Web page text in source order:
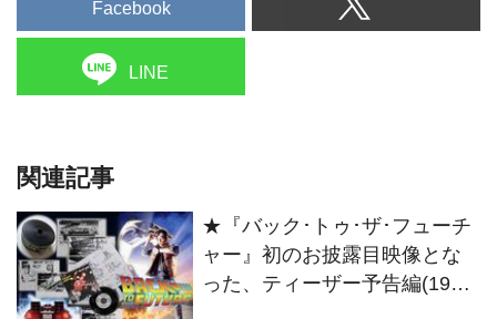
Facebook
LINE
関連記事
★『バック･トゥ･ザ･フューチ
ャー』初のお披露目映像とな
った、ティーザー予告編(1985)